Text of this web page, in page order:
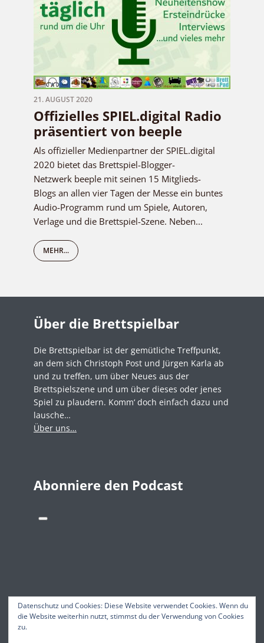
21. AUGUST 2020
Offizielles SPIEL.digital Radio
präsentiert von beeple
Als offizieller Medienpartner der SPIEL.digital
2020 bietet das Brettspiel-Blogger-
Netzwerk beeple mit seinen 15 Mitglieds-
Blogs an allen vier Tagen der Messe ein buntes
Audio-Programm rund um Spiele, Autoren,
Verlage und die Brettspiel-Szene. Neben...
MEHR...
Über die Brettspielbar
Die Brettspielbar ist der gemütliche Treffpunkt,
an dem sich Christoph Post und Jürgen Karla ab
und zu treffen, um über Neues aus der
Brettspielszene und um über dieses oder jenes
Spiel zu plaudern. Komm‘ doch einfach dazu und
lausche…
Über uns…
Abonniere den Podcast
Datenschutz und Cookies: Diese Website verwendet Cookies. Wenn du
die Website weiterhin nutzt, stimmst du der Verwendung von Cookies
zu.